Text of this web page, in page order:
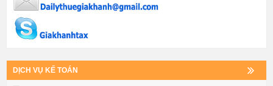
DỊCH VỤ KẾ TOÁN